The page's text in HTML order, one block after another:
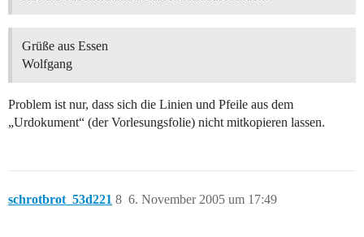
Grüße aus Essen
Wolfgang
Problem ist nur, dass sich die Linien und Pfeile aus dem
„Urdokument“ (der Vorlesungsfolie) nicht mitkopieren lassen.
schrotbrot_53d221 6. November 2005 um 17:49
8